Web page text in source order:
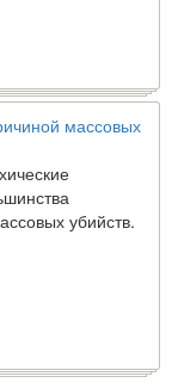
массовых
убийств.